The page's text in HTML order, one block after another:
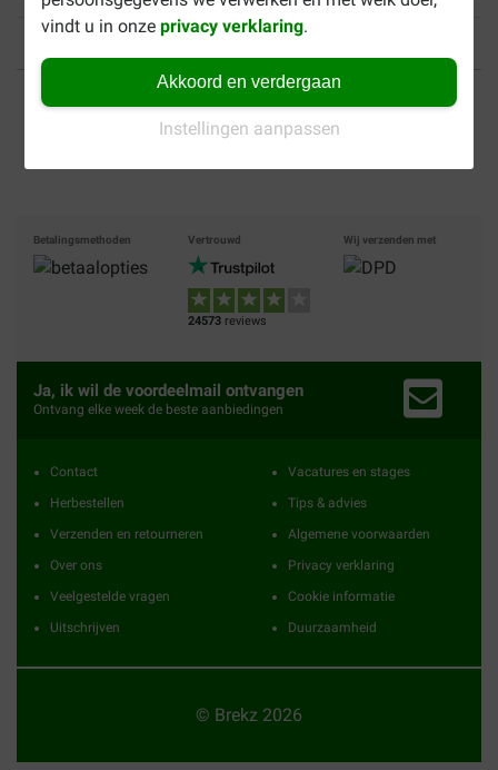
vindt u in onzeprivacy verklaring.
Akkoord en verdergaan
Instellingen aanpassen
Tot 40% goedkoper Veilig betalen
Gratis bezorging vanaf €
Betalingsmethoden Vertrouwd
24573 reviews
Wij verzenden met
Ja, ik wil de voordeelmail ontvangen
Ontvang elke week de beste aanbiedingen
Contact
Herbestellen
Verzenden en retourneren
Over ons
Veelgestelde vragen
Uitschrijven
Vacatures en stages
Tips & advies
Algemene voorwaarden
Privacy verklaring
Cookie informatie
Duurzaamheid
© Brekz 2026